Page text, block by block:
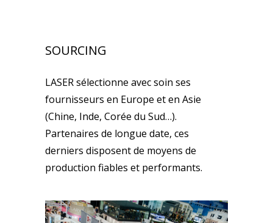
SOURCING
LASER sélectionne avec soin ses
fournisseurs en Europe et en Asie
(Chine, Inde, Corée du Sud…).
Partenaires de longue date, ces
derniers disposent de moyens de
production fiables et performants.